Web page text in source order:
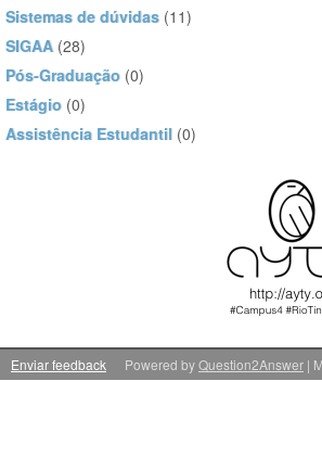
Sistemas de dúvidas (11)
SIGAA (28)
Pós-Graduação (0)
Estágio (0)
Assistência Estudantil (0)
Enviar feedback |
Powered byQuestion2Answer